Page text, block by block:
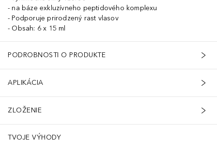
na báze exkluzívneho peptidového komplexu
Podporuje prirodzený rast vlasov
Obsah: 6 x 15 ml
PODROBNOSTI O PRODUKTE
APLIKÁCIA
ZLOŽENIE
TVOJE VÝHODY